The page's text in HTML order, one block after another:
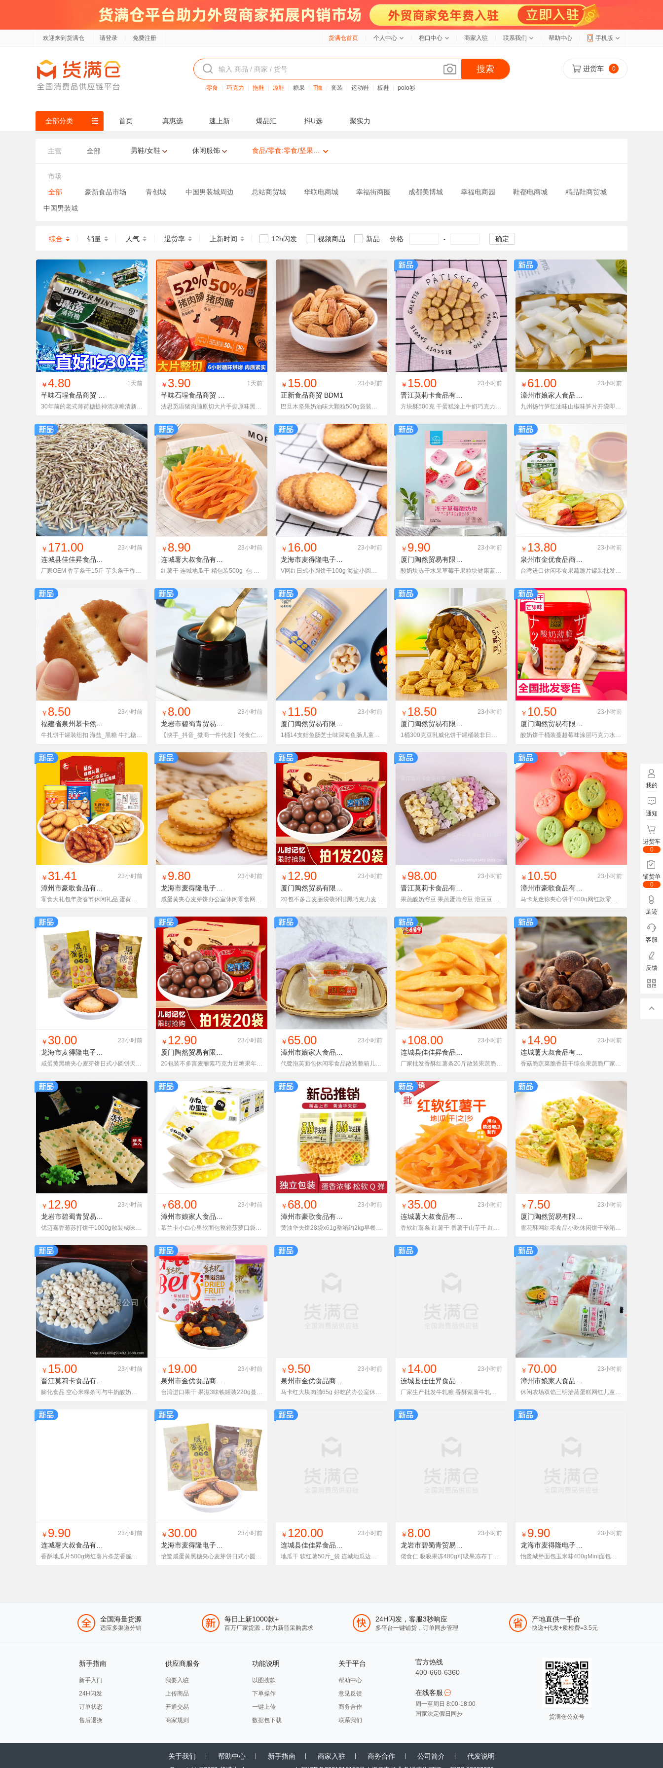
欢迎来到货满仓 请登录 免费注册 货满仓首页 个人中心 档口中心 商家入驻 联系我们 帮助中心 手机版
搜索
零食 巧克力 拖鞋 凉鞋 糖果 T恤 套装 运动鞋 板鞋 polo衫
进货车 0
全部分类 首页 真惠选 速上新 爆品汇 抖U选 聚实力
主营 全部 男鞋/女鞋 休闲服饰
市场
全部
豪新食品市场 青创城 中国男装城周边 总站商贸城 华联电商城 幸福街商圈 成都美博城 幸福电商园 鞋都电商城 精品鞋商贸城
中国男装城
综合 销量 人气 退货率 上新时间 12h闪发 视频商品 新品 价格 - 确定
找同款 收藏
￥4.80 1天前
芊味石埕食品商贸
30年前的老式薄荷糖提神清凉糖清新口气清爽童年怀旧零食
找同款 收藏
￥ 3.90 1天前
芊味石埕食品商贸
法思觅语猪肉脯原切大片手撕原味黑胡椒味网红零食解馋休闲猪肉干
找同款 加入铺货单 收藏
￥ 15.00 23小时前
正新食品商贸 BDM1
巴旦木坚果奶油味大颗粒500g袋装坚果干果零食杏仁整箱5斤散
找同款 加入铺货单 收藏
￥ 15.00 23小时前
MLK2021040401
方块酥500克 干蛋糕涂上牛奶巧克力 酥脆 爽口 奶香味 宝宝零食
找同款 加入铺货单 收藏
￥ 61.00 23小时前
九州扬竹笋红油味山椒味笋片开袋即食爆款办公解馋小吃零食网红
找同款 加入铺货单 收藏
￥ 171.00 23小时前
厂家OEM 香芋条干15斤 芋头条干香酥芋条果蔬干VF工艺综合果蔬脆
找同款 收藏
￥ 8.90 23小时前
红薯干 连城地瓜干 精包装500g_包 批发香软烘烤原味红薯条
找同款 加入铺货单 收藏
￥ 16.00 23小时前
V网红日式小圆饼干100g 海盐小圆饼 盐饼干奶盐味休闲零食批发
找同款 收藏
￥ 9.90 23小时前
FSMYDGSNKLMW45G
酸奶块冻干水果草莓干果粒块健康蓝莓味黄桃零食休闲食品网红袋装
找同款 加入铺货单 收藏
￥ 13.80 23小时前
台湾进口休闲零食果蔬脆片罐装批发 孕妇儿童脱水蔬菜果干
找同款 收藏
￥ 8.50 23小时前
纽扣牛扎饼
牛扎饼干罐装纽扣 海盐_黑糖 牛扎糖夹心饼干 小零食厂家直销
找同款 收藏
￥ 8.00 23小时前
【快手_抖音_微商一件代发】佬食仁乐町蜜烧仙草500g果冻布丁整箱
找同款 加入铺货单 收藏
￥ 11.50 23小时前
WG-XYCYW252G
1桶14支鳕鱼肠芝士味深海鱼肠儿童桶装非婴幼儿孕妇宝宝即零食品
找同款 加入铺货单 收藏
￥ 18.50 23小时前
BDYDRWH300G1T
1桶300克豆乳威化饼干罐桶装非日本万办公室宝路脂卡网红进低零食
找同款 加入铺货单 收藏
￥ 10.50 23小时前
酸奶饼干桶装蔓越莓味涂层巧克力水果夹心压缩办公室休闲零食168g
找同款 加入铺货单 收藏
￥ 31.41 23小时前
880g混装大礼包
零食大礼包年货春节休闲礼品 蛋黄酥伴手礼春节高配网红混装礼盒
找同款 收藏
￥ 9.80 23小时前
咸蛋黄夹心麦芽饼办公室休闲零食网红零食整袋一件代发厂家直销
找同款 加入铺货单 收藏
￥ 12.90 23小时前
BDYMLSQKL300G1X
20包不多言麦丽袋装怀旧黑巧克力麦芽脆心球零食朱古力糖果送儿童
找同款 加入铺货单 收藏
￥ 98.00 23小时前
MLK20210416
果蔬酸奶溶豆 果蔬蛋清溶豆 溶豆豆 星形溶豆 网红产品6个口味1斤
找同款 加入铺货单 收藏
￥ 10.50 23小时前
马卡龙夹心饼干
马卡龙迷你夹心饼干400g网红款零食彩盒休闲食品社区团购一件代发
找同款 加入铺货单 收藏
￥ 30.00 23小时前
咸蛋黄黑糖夹心麦芽饼日式小圆饼天日盐南乳网红零食组合五包
找同款 加入铺货单 收藏
￥ 12.90 23小时前
BDYMLSQKL300G1X
20包装不多言麦丽素巧克力豆糖果年货怀旧零食小包装喜糖批发散装
找同款 加入铺货单 收藏
￥ 65.00 23小时前
代鹭泡芙面包休闲零食品散装整箱儿童营养早餐充饥解馋宿舍小点心
找同款 加入铺货单 收藏
￥ 108.00 23小时前
脆红条 20斤
厂家批发香酥红薯条20斤散装果蔬脆VF工艺红薯条地瓜干综合果蔬干
找同款 加入铺货单 收藏
￥ 14.90 23小时前
香菇脆蔬菜脆香菇干综合果蔬脆厂家批发一件代发脱水工艺即食零食
找同款 加入铺货单 收藏
￥ 12.90 23小时前
XCSD011
优迈嘉香葱苏打饼干1000g散装咸味梳打饼干代餐饱腹整箱批发代发
找同款 加入铺货单 收藏
￥ 68.00 23小时前
慕兰卡小白心里软面包整箱菠萝口袋菠萝夹心早餐点心网红休闲零食
找同款 加入铺货单 收藏
￥ 68.00 23小时前
黄油华夫饼28袋x61g整箱约2kg早餐西式糕点厂家批发休闲零食品
找同款 加入铺货单 收藏
￥ 35.00 23小时前
香软红薯条 红薯干 番薯干山芋干 红苕干连城地瓜干厂家批发5斤
找同款 收藏
￥ 7.50 23小时前
雪花酥网红零食品小吃休闲饼干整箱充饥夜宵圣诞糖果牛轧糖沙琪玛
找同款 加入铺货单 收藏
￥ 15.00 23小时前
膨化食品 空心米粿条可与牛奶酸奶一起吃
找同款 加入铺货单 收藏
￥ 19.00 23小时前
台湾进口果干 果滋3味铁罐装220g蔓越莓大粒葡萄干水果干年货食品
找同款 收藏
￥ 9.50 23小时前
6540670005
马卡红大块肉脯65g 好吃的办公室休闲零食猪肉干零食批发
找同款 加入铺货单 收藏
￥ 14.00 23小时前
紫薯牛轧糖 250g
厂家生产批发牛轧糖 香酥紫薯牛轧糖250g 手工制作紫薯干零食促销
找同款 加入铺货单 收藏
￥ 70.00 23小时前
休闲农场双馅三明治蒸蛋糕网红儿童营养早餐充饥面包办公休闲糕点
找同款 收藏
￥ 9.90 23小时前
香酥地瓜片500g烤红薯片条芝香脆番薯干农家自制山芋250g一件代发
找同款 加入铺货单 收藏
￥ 30.00 23小时前
怡鹭咸蛋黄黑糖夹心麦芽饼日式小圆饼天日盐南乳网红零食组合五包
找同款 加入铺货单 收藏
￥ 120.00 23小时前
地瓜干 软红薯50斤_袋 连城地瓜边角料 番薯干厂家批发 宠物原料
找同款 收藏
￥ 8.00 23小时前
佬食仁 吸吸果冻480g可吸果冻布丁整件混合口味装网红爆款零食
找同款 收藏
￥ 9.90 23小时前
怡鹭城堡面包玉米味400gMini面包营养代餐办公室零食小吃整箱批发
全国海量货源
适应多渠道分销
每日上新1000款+
百万厂家货源，助力新晋采购需求
24H闪发，客服3秒响应
多平台一键铺货，订单同步管理
产地直供一手价
快递+代发+质检费=3.5元
新手指南
新手入门
24H闪发
订单状态
售后退换
供应商服务
我要入驻
上传商品
开通交易
商家规则
功能说明
以图搜款
下单操作
一键上传
数据包下载
关于平台
帮助中心
意见反馈
商务合作
联系我们
官方热线
400-660-6360
在线客服
周一至周日 8:00-18:00
国家法定假日同步
货满仓公众号
关于我们 帮助中心 新手指南 商家入驻 商务合作 公司简介 代发说明
我的
通知
进货车
0
铺货单
0
足迹
客服
反馈